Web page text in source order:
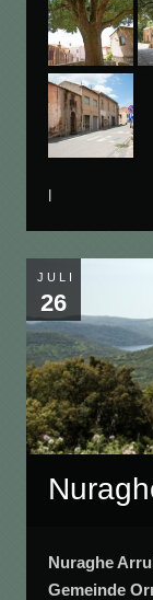
l
JULI
26
Nuraghe
Gemeinde